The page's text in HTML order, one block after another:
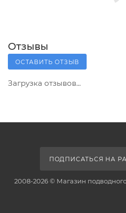
Отзывы
ОСТАВИТЬ ОТЗЫВ
Загрузка отзывов...
ПОДПИСАТЬСЯ НА
2008-2026 © Магазин